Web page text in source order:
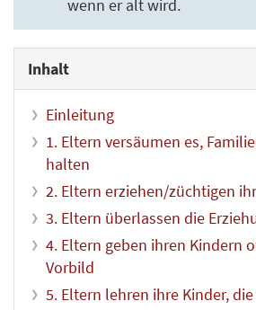
wenn er alt wird.
Inhalt
Einleitung
1. Eltern versäumen es,
halten
2. Eltern erziehen/züchtigen
3. Eltern überlassen die
4. Eltern geben ihren Kindern
Vorbild
5. Eltern lehren ihre Kinder,